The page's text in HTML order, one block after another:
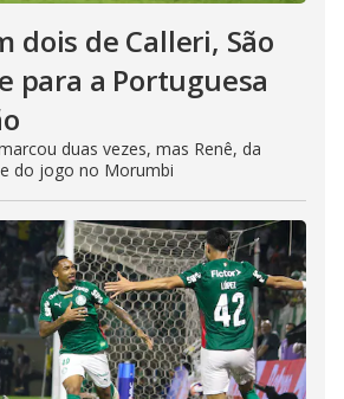
dois de Calleri, São
para a Portuguesa
duas vezes, mas Renê, da
do jogo no Morumbi